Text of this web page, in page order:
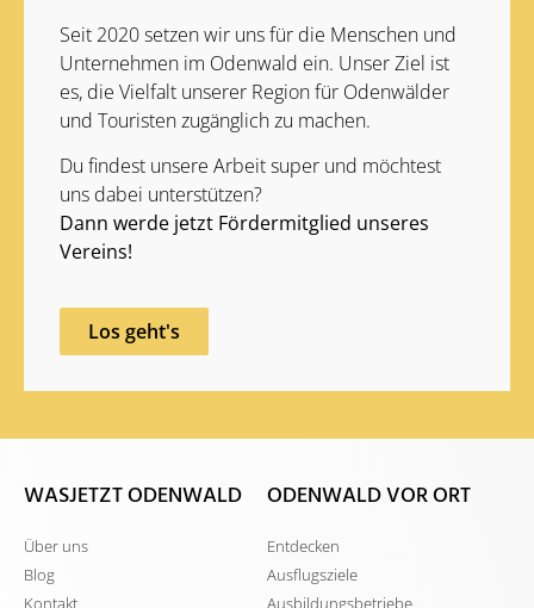
Seit 2020 setzen wir uns für die Menschen und
Unternehmen im Odenwald ein. Unser Ziel ist
es, die Vielfalt unserer Region für Odenwälder
und Touristen zugänglich zu machen.
Du findest unsere Arbeit super und möchtest
uns dabei unterstützen?
Dann werde jetzt Fördermitglied unseres
Vereins!
Los geht's
WASJETZT ODENWALD
Über uns
Blog
Kontakt
ODENWALD VOR ORT
Entdecken
Ausflugsziele
Ausbildungsbetriebe